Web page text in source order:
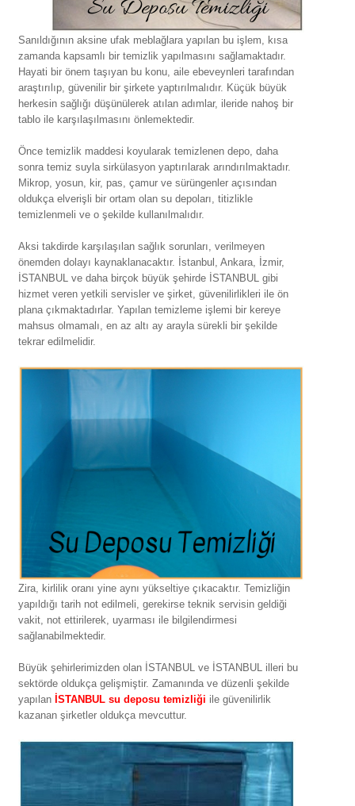
Sanıldığının aksine ufak meblağlara yapılan bu işlem, kısa
zamanda kapsamlı bir temizlik yapılmasını sağlamaktadır.
Hayati bir önem taşıyan bu konu, aile ebeveynleri tarafından
araştırılıp, güvenilir bir şirkete yaptırılmalıdır. Küçük büyük
herkesin sağlığı düşünülerek atılan adımlar, ileride nahoş bir
tablo ile karşılaşılmasını önlemektedir.
Önce temizlik maddesi koyularak temizlenen depo, daha
sonra temiz suyla sirkülasyon yaptırılarak arındırılmaktadır.
Mikrop, yosun, kir, pas, çamur ve sürüngenler açısından
oldukça elverişli bir ortam olan su depoları, titizlikle
temizlenmeli ve o şekilde kullanılmalıdır.
Aksi takdirde karşılaşılan sağlık sorunları, verilmeyen
önemden dolayı kaynaklanacaktır. İstanbul, Ankara, İzmir,
İSTANBUL ve daha birçok büyük şehirde İSTANBUL gibi
hizmet veren yetkili servisler ve şirket, güvenilirlikleri ile ön
plana çıkmaktadırlar. Yapılan temizleme işlemi bir kereye
mahsus olmamalı, en az altı ay arayla sürekli bir şekilde
tekrar edilmelidir.
Zira, kirlilik oranı yine aynı yükseltiye çıkacaktır. Temizliğin
yapıldığı tarih not edilmeli, gerekirse teknik servisin geldiği
vakit, not ettirilerek, uyarması ile bilgilendirmesi
sağlanabilmektedir.
Büyük şehirlerimizden olan İSTANBUL ve İSTANBUL illeri bu
sektörde oldukça gelişmiştir. Zamanında ve düzenli şekilde
yapılan İSTANBUL su deposu temizliği ile güvenilirlik
kazanan şirketler oldukça mevcuttur.